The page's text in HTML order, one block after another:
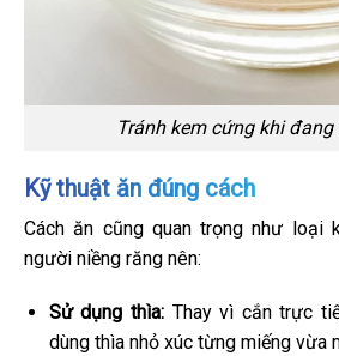
Tránh kem cứng khi
Kỹ thuật ăn đúng cách
Cách ăn cũng quan trọng như loại
người niềng răng nên:
Sử dụng thìa:Thay vì cắn trực
dùng thìa nhỏ xúc từng miếng vừa